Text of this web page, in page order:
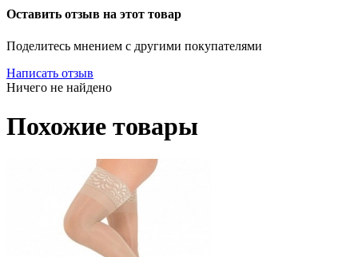
Оставить отзыв на этот товар
Поделитесь мнением с другими покупателями
Написать отзыв
Ничего не найдено
Похожие товары